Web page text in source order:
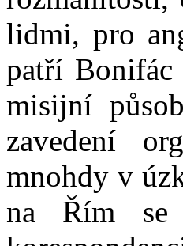
lidmi, pro
patří Bonifác
misijní
zavedení
mnohdy v
na Řím se